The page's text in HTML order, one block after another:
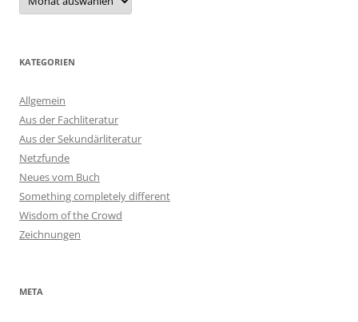
KATEGORIEN
Allgemein
Aus der Fachliteratur
Aus der Sekundärliteratur
Netzfunde
Neues vom Buch
Something completely different
Wisdom of the Crowd
Zeichnungen
META